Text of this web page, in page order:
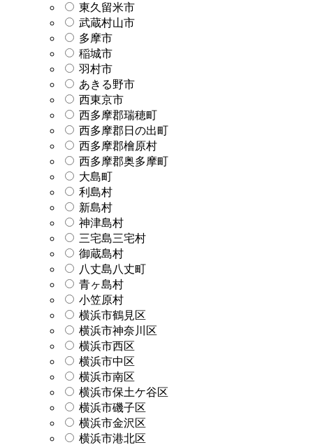
東久留米市
武蔵村山市
多摩市
稲城市
羽村市
あきる野市
西東京市
西多摩郡瑞穂町
西多摩郡日の出町
西多摩郡檜原村
西多摩郡奥多摩町
大島町
利島村
新島村
神津島村
三宅島三宅村
御蔵島村
八丈島八丈町
青ヶ島村
小笠原村
横浜市鶴見区
横浜市神奈川区
横浜市西区
横浜市中区
横浜市南区
横浜市保土ケ谷区
横浜市磯子区
横浜市金沢区
横浜市港北区